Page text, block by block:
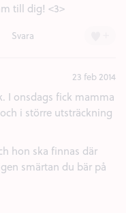
till dig! <3>
Svara
23 feb 2014
I onsdags fick mamma
i större utsträckning
hon ska finnas där
smärtan du bär på